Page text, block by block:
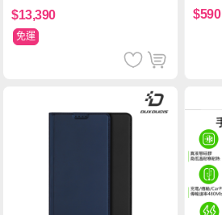
$13,390
免運
保護貼
$590